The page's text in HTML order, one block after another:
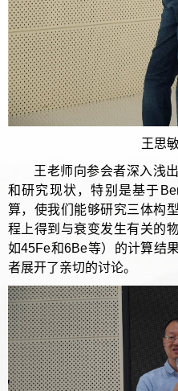
王思
王老师向参会者深入浅
和研究现状，特别是基于
算，使我们能够研究三体构
程上得到与衰变发生有关的
如45Fe和6Be等）的计算结
者展开了亲切的讨论。